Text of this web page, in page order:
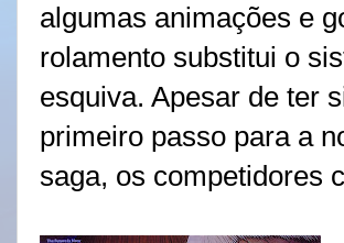
algumas animações e
rolamento substitui o
esquiva. Apesar de ter
primeiro passo para a
saga, os competidores